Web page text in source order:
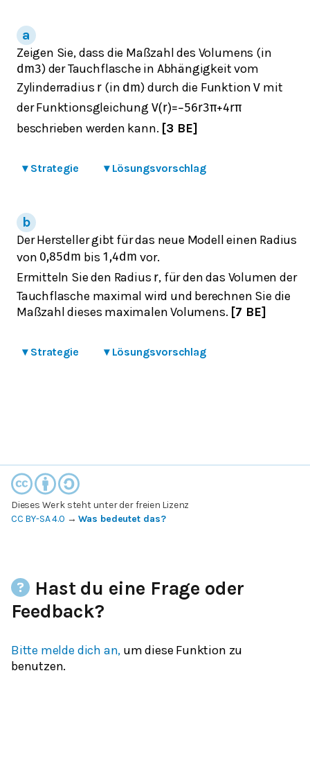
Zeigen Sie, dass die Maßzahl des Volumens (in
dm3) der Tauchflasche in Abhängigkeit vom
Zylinderradius r (in dm) durch die FunktionV mit
der Funktionsgleichung V(r)=−56r3π+4rπ
beschrieben werden kann. [3 BE]
▾ Strategie ▾ Lösungsvorschlag
Der Hersteller gibt für das neue Modell einen Radius
von 0,85dm bis 1,4dm vor.
Ermitteln Sie den Radius r, für den das Volumen der
Tauchflasche maximal wird und berechnen Sie die
Maßzahl dieses maximalen Volumens. [7 BE]
▾ Strategie ▾ Lösungsvorschlag
Dieses Werk steht unter der freien Lizenz
CC BY-SA 4.0 →Was bedeutet das?
Hast du eine Frage oder
Feedback?
Bitte melde dich an, um diese Funktion zu
benutzen.